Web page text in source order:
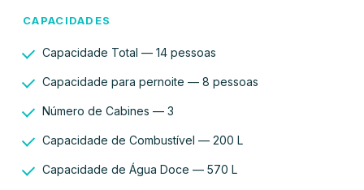
CAPACIDADES
Capacidade Total — 14 pessoas
Capacidade para pernoite — 8 pessoas
Número de Cabines — 3
Capacidade de Combustível — 200 L
Capacidade de Água Doce — 570 L